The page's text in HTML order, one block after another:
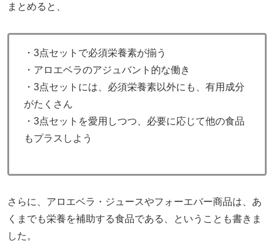
まとめると、
・3点セットで必須栄養素が揃う
・アロエベラのアジュバント的な働き
・3点セットには、必須栄養素以外にも、有用成分
がたくさん
・3点セットを愛用しつつ、必要に応じて他の食品
もプラスしよう
さらに、アロエベラ・ジュースやフォーエバー商品は、あ
くまでも栄養を補助する食品である、ということも書きま
した。